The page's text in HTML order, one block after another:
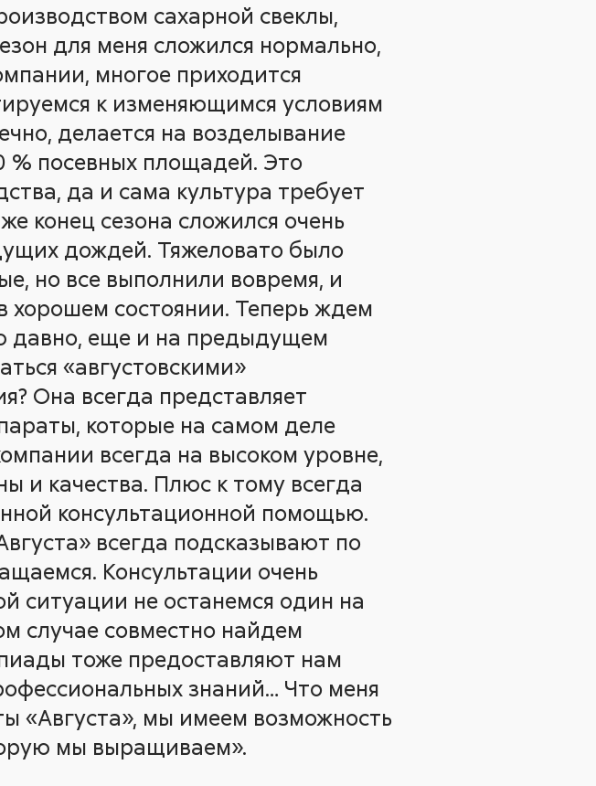
сахарной свеклы,
для меня сложился нормально,
многое приходится
к изменяющимся условиям
делается на возделывание
% посевных площадей. Это
да и сама культура требует
конец сезона сложился очень
дождей. Тяжеловато было
но все выполнили вовремя, и
хорошем состоянии. Теперь ждем
давно, еще и на предыдущем
«августовскими»
Она всегда представляет
которые на самом деле
всегда на высоком уровне,
и качества. Плюс к тому всегда
консультационной помощью.
всегда подсказывают по
Консультации очень
ситуации не останемся один на
случае совместно найдем
тоже предоставляют нам
знаний… Что меня
«Августа», мы имеем возможность
мы выращиваем».